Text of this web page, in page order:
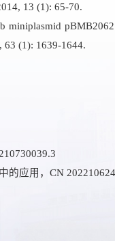
13 (1): 65-70.
miniplasmid
63 (1): 1639-1644.
的应用，CN